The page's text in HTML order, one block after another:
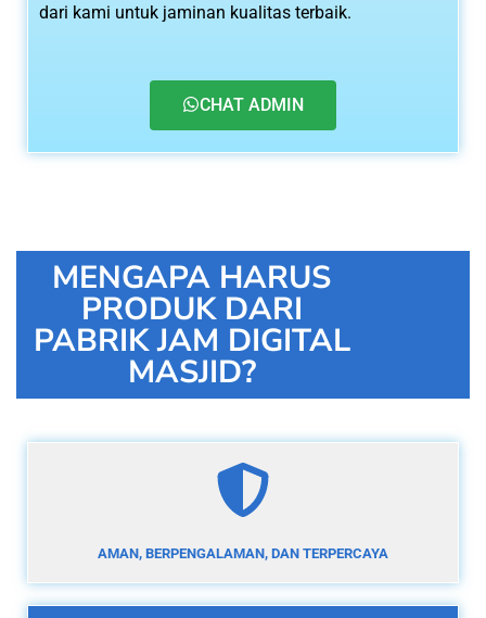
dari kami untuk jaminan kualitas terbaik.
CHAT ADMIN
MENGAPA HARUS
PRODUK DARI
PABRIK JAM DIGITAL
MASJID?
AMAN, BERPENGALAMAN, DAN TERPERCAYA